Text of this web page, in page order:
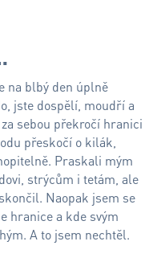
na blbý den úplně
jste dospělí, moudří a
sebou překročí hranici
přeskočí o kilák,
Praskali mým
strýcům i tetám, ale
Naopak jsem se
hranice a kde svým
A to jsem nechtěl.